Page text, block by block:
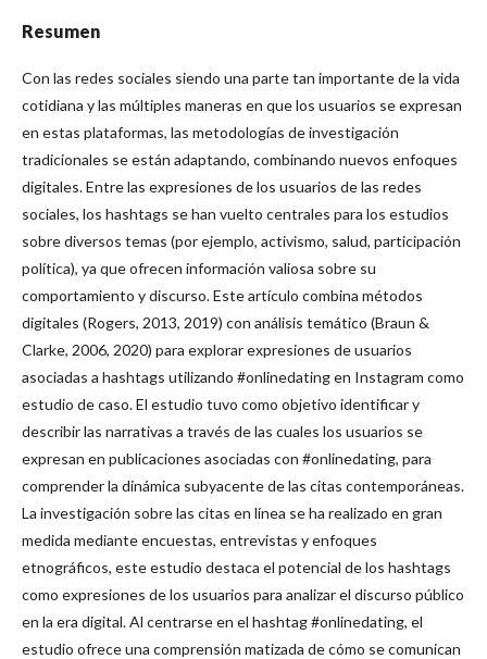
Resumen
Con las redes sociales siendo una parte tan importante de la vida
cotidiana y las múltiples maneras en que los usuarios se expresan
en estas plataformas, las metodologías de investigación
tradicionales se están adaptando, combinando nuevos enfoques
digitales. Entre las expresiones de los usuarios de las redes
sociales, los hashtags se han vuelto centrales para los estudios
sobre diversos temas (por ejemplo, activismo, salud, participación
política), ya que ofrecen información valiosa sobre su
comportamiento y discurso. Este artículo combina métodos
digitales (Rogers, 2013, 2019) con análisis temático (Braun &
Clarke, 2006, 2020) para explorar expresiones de usuarios
asociadas a hashtags utilizando #onlinedating en Instagram como
estudio de caso. El estudio tuvo como objetivo identificar y
describir las narrativas a través de las cuales los usuarios se
expresan en publicaciones asociadas con #onlinedating, para
comprender la dinámica subyacente de las citas contemporáneas.
La investigación sobre las citas en línea se ha realizado en gran
medida mediante encuestas, entrevistas y enfoques
etnográficos, este estudio destaca el potencial de los hashtags
como expresiones de los usuarios para analizar el discurso público
en la era digital. Al centrarse en el hashtag #onlinedating, el
estudio ofrece una comprensión matizada de cómo se comunican